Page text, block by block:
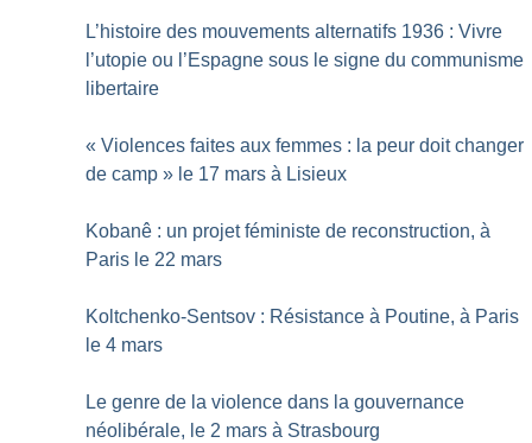
L’histoire des mouvements alternatifs 1936 : Vivre
l’utopie ou l’Espagne sous le signe du communisme
libertaire
« Violences faites aux femmes : la peur doit changer
de camp » le 17 mars à Lisieux
Kobanê : un projet féministe de reconstruction, à
Paris le 22 mars
Koltchenko-Sentsov : Résistance à Poutine, à Paris
le 4 mars
Le genre de la violence dans la gouvernance
néolibérale, le 2 mars à Strasbourg